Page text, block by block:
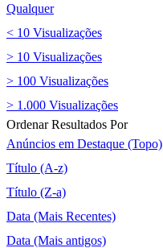
Qualquer
< 10 Visualizações
> 10 Visualizações
> 100 Visualizações
> 1.000 Visualizações
Ordenar Resultados Por
Anúncios em Destaque (Topo)
Título (A-z)
Título (Z-a)
Data (Mais Recentes)
Data (Mais antigos)